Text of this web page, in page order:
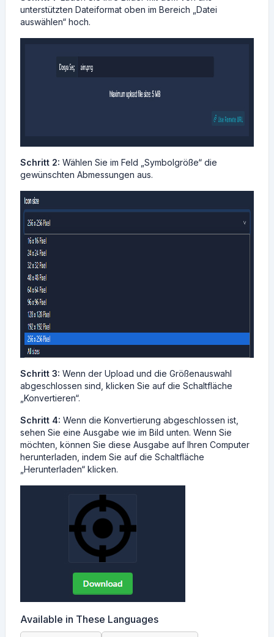
unterstützten Dateiformat oben im Bereich „Datei
auswählen“ hoch.
Schritt 2: Wählen Sie im Feld „Symbolgröße“ die
gewünschten Abmessungen aus.
Schritt 3: Wenn der Upload und die Größenauswahl
abgeschlossen sind, klicken Sie auf die Schaltfläche
„Konvertieren“.
Schritt 4: Wenn die Konvertierung abgeschlossen ist,
sehen Sie eine Ausgabe wie im Bild unten. Wenn Sie
möchten, können Sie diese Ausgabe auf Ihren Computer
herunterladen, indem Sie auf die Schaltfläche
„Herunterladen“ klicken.
Available in These Languages